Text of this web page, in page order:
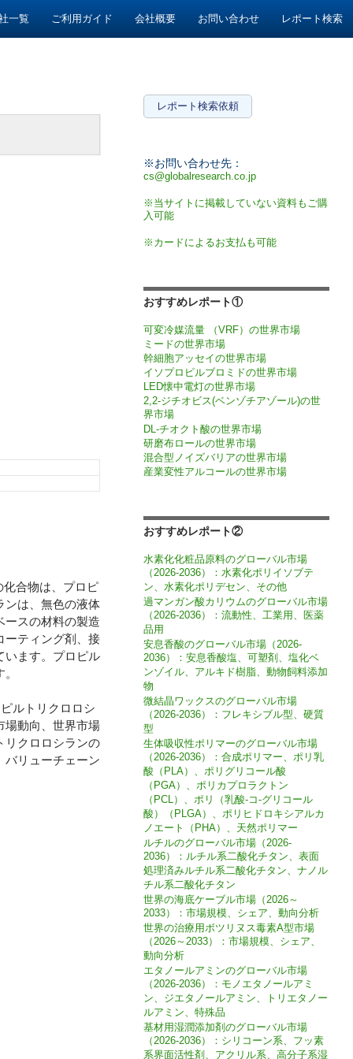
一覧 ご利用ガイド 会社概要 お問い合わせ レポート検索
合物は、プロピ
ンは、無色の液体
ースの材料の製造
ーティング剤、接
います。プロピル
ルトリクロロシ
場動向、世界市場
リクロロシランの
バリューチェーン
レポート検索依頼
※お問い合わせ先：
cs@globalresearch.co.jp
※当サイトに掲載していない資料もご購
入可能
※カードによるお支払も可能
おすすめレポート①
可変冷媒流量 （VRF）の世界市場
ミードの世界市場
幹細胞アッセイの世界市場
イソプロピルブロミドの世界市場
LED懐中電灯の世界市場
2,2-ジチオビス(ベンゾチアゾール)の世
界市場
DL-チオクト酸の世界市場
研磨布ロールの世界市場
混合型ノイズバリアの世界市場
産業変性アルコールの世界市場
おすすめレポート②
水素化化粧品原料のグローバル市場
（2026-2036）：水素化ポリイソブテ
ン、水素化ポリデセン、その他
過マンガン酸カリウムのグローバル市場
（2026-2036）：流動性、工業用、医薬
品用
安息香酸のグローバル市場（2026-
2036）：安息香酸塩、可塑剤、塩化ベ
ンゾイル、アルキド樹脂、動物飼料添加
物
微結晶ワックスのグローバル市場
（2026-2036）：フレキシブル型、硬質
型
生体吸収性ポリマーのグローバル市場
（2026-2036）：合成ポリマー、ポリ乳
酸（PLA）、ポリグリコール酸
（PGA）、ポリカプロラクトン
（PCL）、ポリ（乳酸-コ-グリコール
酸）（PLGA）、ポリヒドロキシアルカ
ノエート（PHA）、天然ポリマー
ルチルのグローバル市場（2026-
2036）：ルチル系二酸化チタン、表面
処理済みルチル系二酸化チタン、ナノル
チル系二酸化チタン
世界の海底ケーブル市場（2026～
2033）：市場規模、シェア、動向分析
世界の治療用ボツリヌス毒素A型市場
（2026～2033）：市場規模、シェア、
動向分析
エタノールアミンのグローバル市場
（2026-2036）：モノエタノールアミ
ン、ジエタノールアミン、トリエタノー
ルアミン、特殊品
基材用湿潤添加剤のグローバル市場
（2026-2036）：シリコーン系、フッ素
系界面活性剤、アクリル系、高分子系湿